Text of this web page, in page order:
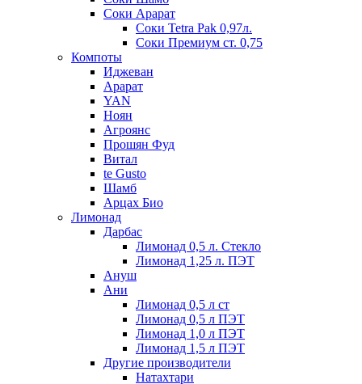
Соки Арарат
Соки Tetra Pak 0,97л.
Соки Премиум ст. 0,75
Компоты
Иджеван
Арарат
YAN
Ноян
Агроянс
Прошян Фуд
Витал
te Gusto
Шамб
Арцах Био
Лимонад
Дарбас
Лимонад 0,5 л. Стекло
Лимонад 1,25 л. ПЭТ
Ануш
Ани
Лимонад 0,5 л ст
Лимонад 0,5 л ПЭТ
Лимонад 1,0 л ПЭТ
Лимонад 1,5 л ПЭТ
Другие производители
Натахтари